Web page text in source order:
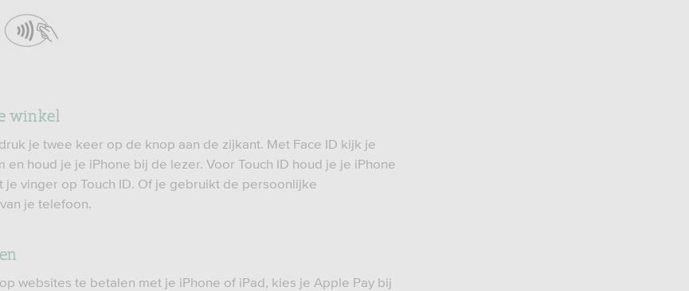
winkel
je twee keer op de knop aan de zijkant. Met Face ID kijk je
en houd je je iPhone bij de lezer. Voor Touch ID houd je je iPhone
je vinger op Touch ID. Of je gebruikt de persoonlijke
je telefoon.
websites te betalen met je iPhone of iPad, kies je Apple Pay bij